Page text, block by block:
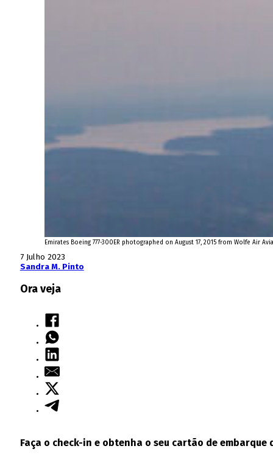
Emirates Boeing 777-300ER photographed on August 17, 2015 from Wolfe Air
7 Julho 2023
Sandra M. Pinto
Ora veja
Faça o check-in e obtenha o seu cartão de